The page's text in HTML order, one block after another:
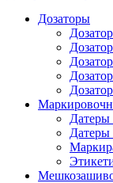
Дозаторы
Датеры
Датеры